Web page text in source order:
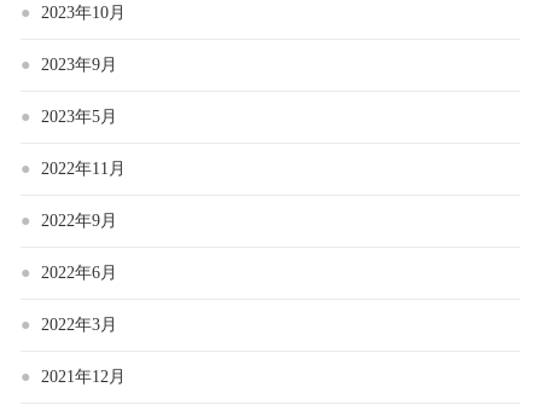
2023年10月
2023年9月
2023年5月
2022年11月
2022年9月
2022年6月
2022年3月
2021年12月